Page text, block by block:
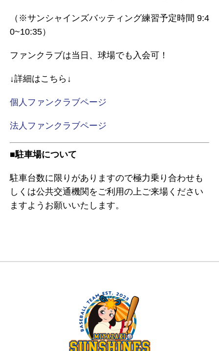
（※サンシャインズバッティング練習予定時間 9:4
0~10:35）
ファンクラブは当日、球場でも入会可！
↓詳細はこちら↓
個人 ファンクラブページ
法人ファンクラブページ
■駐車場について
駐車台数に限りがありますので極力乗り合わせも
しくは公共交通機関をご利用の上ご来場ください
ますようお願いいたします。